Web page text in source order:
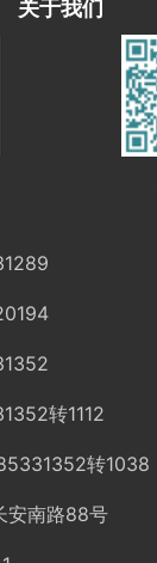
关于我们
转1112
转1038
安南路88号